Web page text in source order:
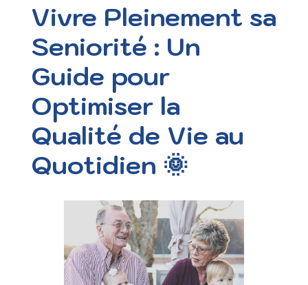
Vivre Pleinement sa
Seniorité : Un
Guide pour
Optimiser la
Qualité de Vie au
Quotidien 🌞